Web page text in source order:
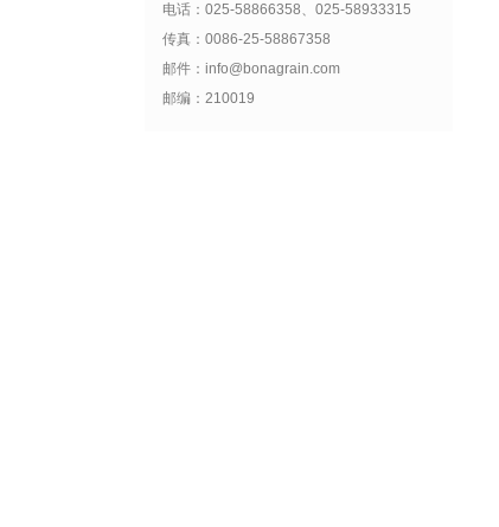
电话：025-58866358、025-58933315
传真：0086-25-58867358
邮件：info@bonagrain.com
邮编：210019